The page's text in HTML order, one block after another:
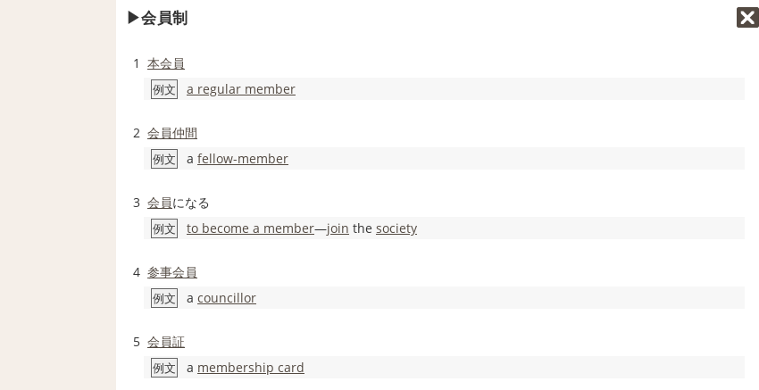
会員制
1 本会員
例文 a regular member
2 会員仲間
例文 a fellow-member
3 会員になる
例文 to become a member―join the society
4 参事会員
例文 a councillor
5 会員証
例文 a membership card